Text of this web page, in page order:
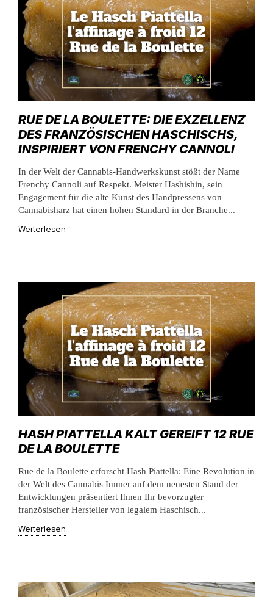
RUE DE LA BOULETTE: DIE EXZELLENZ
DES FRANZÖSISCHEN HASCHISCHS,
INSPIRIERT VON FRENCHY CANNOLI
In der Welt der Cannabis-Handwerkskunst stößt der Name
Frenchy Cannoli auf Respekt. Meister Hashishin, sein
Engagement für die alte Kunst des Handpressens von
Cannabisharz hat einen hohen Standard in der Branche...
Weiterlesen
HASH PIATTELLA KALT GEREIFT 12 RUE
DE LA BOULETTE
Rue de la Boulette erforscht Hash Piattella: Eine Revolution in
der Welt des Cannabis Immer auf dem neuesten Stand der
Entwicklungen präsentiert Ihnen Ihr bevorzugter
französischer Hersteller von legalem Haschisch...
Weiterlesen